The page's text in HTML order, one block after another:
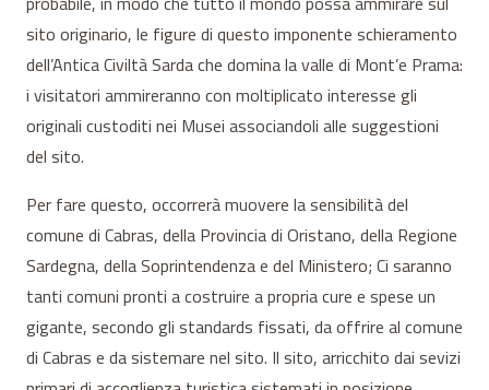
sito originario, le figure di questo imponente schieramento
dell’Antica Civiltà Sarda che domina la valle di Mont’e Prama:
i visitatori ammireranno con moltiplicato interesse gli
originali custoditi nei Musei associandoli alle suggestioni
del sito.
Per fare questo, occorrerà muovere la sensibilità del
comune di Cabras, della Provincia di Oristano, della Regione
Sardegna, della Soprintendenza e del Ministero; Ci saranno
tanti comuni pronti a costruire a propria cure e spese un
gigante, secondo gli standards fissati, da offrire al comune
di Cabras e da sistemare nel sito. Il sito, arricchito dai sevizi